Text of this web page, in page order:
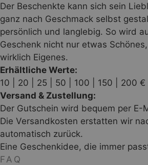
Der Beschenkte kann sich sein
ganz nach Geschmack selbst
persönlich und langlebig. So wird
Geschenk nicht nur etwas
wirklich Eigenes.
Erhältliche Werte:
10 | 20 | 25 | 50 | 100 | 150 | 200 €
Versand & Zustellung:
Der Gutschein wird bequem per E-
Die Versandkosten erstatten wir
automatisch zurück.
Eine Geschenkidee, die immer
FAQ